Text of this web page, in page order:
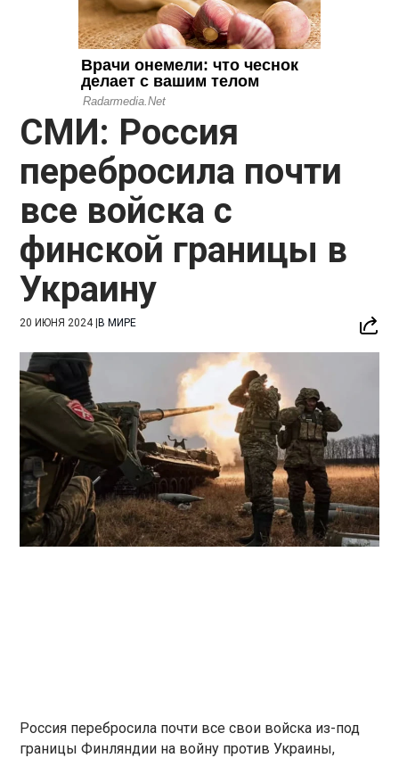
СМИ: Россия
перебросила почти
все войска с
финской границы в
Украину
20 ИЮНЯ 2024|В МИРЕ
Россия перебросила почти все свои войска из-под
границы Финляндии на войну против Украины,